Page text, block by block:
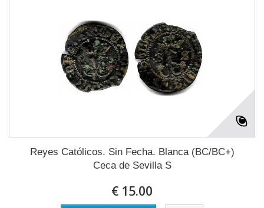
Reyes Católicos. Sin Fecha. Blanca (BC/BC+)
Ceca de Sevilla S
€ 15.00